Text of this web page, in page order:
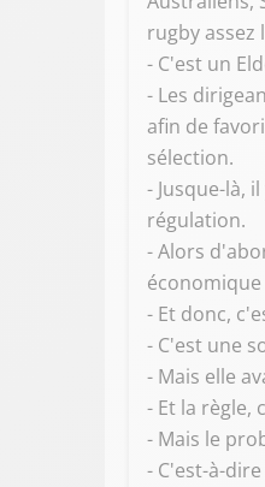
rugby assez
- C'est un
- Les
afin de
sélection.
- Jusque-là,
régulation.
- Alors
- Et donc,
- C'est une
- Mais elle
- Et la règle,
- Mais le
- C'est-à-